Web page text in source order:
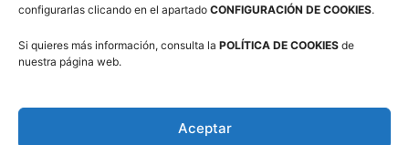
configurarlas clicando en el apartado CONFIGURACIÓN DE COOKIES.
Si quieres más información, consulta la POLÍTICA DE COOKIES de
nuestra página web.
Aceptar
Ángel Rovira (EM El Olivar)
Adrià Rodríguez (Stadium Casablanca)
Antonio Alejandre (Casademont Zaragoza)
Pablo Muñío (Programa Talentos FAB)
César Oseira (San Agustín – Stadium Casablanca)